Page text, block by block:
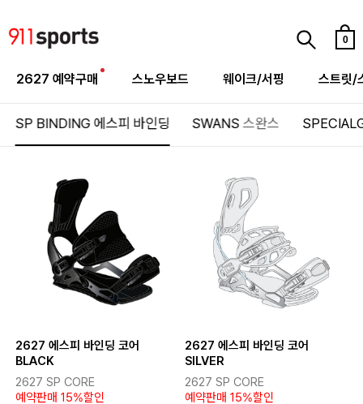
0
2627 예약구매 스노우보드 웨이크/서핑 스트릿/
SP BINDING 에스피 바인딩 SWANS 스완스
2627 에스피 바인딩 코어
BLACK
2627 SP CORE
예약판매 15%할인
2627 에스피 바인딩 코어
SILVER
2627 SP CORE
예약판매 15%할인